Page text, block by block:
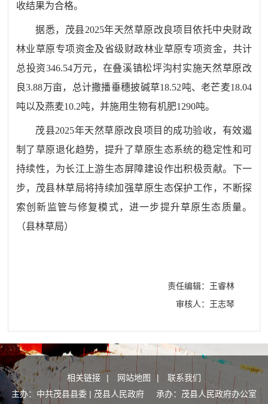
收结果为合格。
据悉，茂县2025年天然草原改良项目依托中央财政
林业草原专项资金及省级财政林业草原专项资金，共计
总投资346.54万元，在叠溪镇松坪沟村实施天然草原改
良3.88万亩，总计撒播垂穗披碱草18.52 吨、老芒麦18.04
吨以及燕麦10.2吨，并施用生物有机肥1290吨。
茂县2025年天然草原改良项目的成功验收，有效遏
制了草原退化趋势，提升了草原生态系统的稳定性和可
持续性，为长江上游生态屏障建设作出积极贡献。下一
步，茂县林草局将持续加强草原生态保护工作，不断探
索创新监管与修复模式，进一步提升草原生态质量。
（县林草局）
责任编辑：王睿林
审核人：王志琴
相关链接 | 网站地图 |
联系我们
主办：中共茂县县委 | 茂县人民政府 承办：茂县人民政府办公室